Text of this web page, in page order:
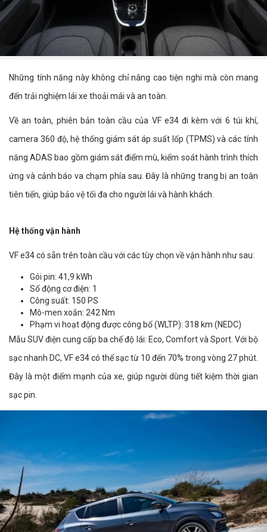
Những tính năng này không chỉ nâng cao tiện nghi mà còn mang
đến trải nghiệm lái xe thoải mái và an toàn.
Về an toàn, phiên bản toàn cầu của VF e34 đi kèm với 6 túi khí,
camera 360 độ, hệ thống giám sát áp suất lốp (TPMS) và các tính
năng ADAS bao gồm giám sát điểm mù, kiểm soát hành trình thích
ứng và cảnh báo va chạm phía sau. Đây là những trang bị an toàn
tiên tiến, giúp bảo vệ tối đa cho người lái và hành khách.
Hệ thống vận hành
VF e34 có sẵn trên toàn cầu với các tùy chọn về vận hành như sau:
Gói pin: 41,9 kWh
Số động cơ điện: 1
Công suất: 150 PS
Mô-men xoắn: 242 Nm
Phạm vi hoạt động được công bố (WLTP): 318 km (NEDC)
Mẫu SUV điện cung cấp ba chế độ lái: Eco, Comfort và Sport. Với bộ
sạc nhanh DC, VF e34 có thể sạc từ 10 đến 70% trong vòng 27 phút.
Đây là một điểm mạnh của xe, giúp người dùng tiết kiệm thời gian
sạc pin.